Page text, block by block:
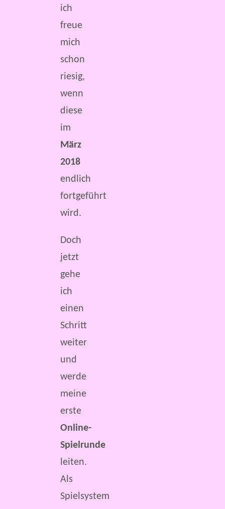
ich
freue
mich
schon
riesig,
wenn
diese
im
März
2018
endlich
fortgeführt
wird.
Doch
jetzt
gehe
ich
einen
Schritt
weiter
und
werde
meine
erste
Online-
Spielrunde
leiten.
Als
Spielsystem